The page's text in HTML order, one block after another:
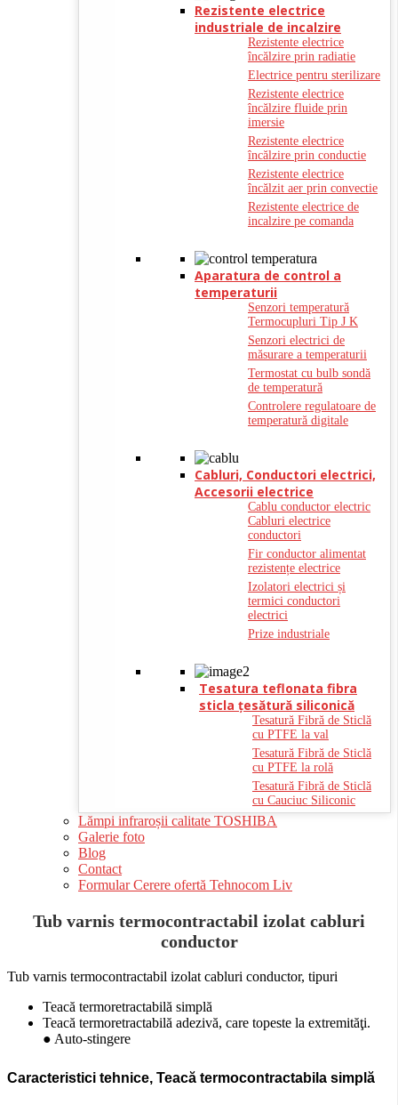
Rezistente electrice
industriale de incalzire
Rezistente electrice
încălzire prin radiatie
Electrice pentru sterilizare
Rezistente electrice
încălzire fluide prin
imersie
Rezistente electrice
încălzire prin conductie
Rezistente electrice
încălzit aer prin convectie
Rezistente electrice de
incalzire pe comanda
Aparatura de control a
temperaturii
Senzori temperatură
Termocupluri Tip J K
Senzori electrici de
măsurare a temperaturii
Termostat cu bulb sondă
de temperatură
Controlere regulatoare de
temperatură digitale
Cabluri, Conductori electrici,
Accesorii electrice
Cablu conductor electric
Cabluri electrice
conductori
Fir conductor alimentat
rezistențe electrice
Izolatori electrici și
termici conductori
electrici
Prize industriale
Tesatura teflonata fibra
sticla ţesătură siliconică
Tesatură Fibră de Sticlă
cu PTFE la val
Tesatură Fibră de Sticlă
cu PTFE la rolă
Tesatură Fibră de Sticlă
cu Cauciuc Siliconic
Lămpi infraroșii calitate TOSHIBA
Galerie foto
Blog
Contact
Formular Cerere ofertă Tehnocom Liv
Tub varnis termocontractabil izolat cabluri
conductor
Tub varnis termocontractabil izolat cabluri conductor, tipuri
Teacă termoretractabilă simplă
Teacă termoretractabilă adezivă, care topeste la extremităţi.
● Auto-stingere
Caracteristici tehnice, Teacă termocontractabila simplă